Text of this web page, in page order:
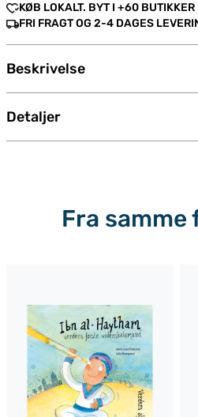
KØB LOKALT. BYT I +60 BUTIKKER
FRI FRAGT OG 2-4 DAGES
Beskrivelse
Detaljer
Fra